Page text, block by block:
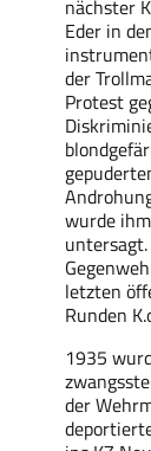
nächster
Eder in
der
Protest
wurde
letzten
Runden
1935
der